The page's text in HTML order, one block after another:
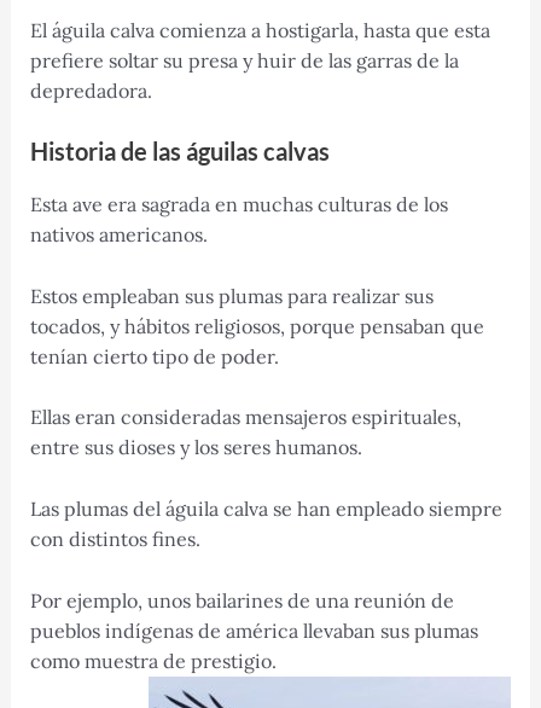
El águila calva comienza a hostigarla, hasta que esta
prefiere soltar su presa y huir de las garras de la
depredadora.
Historia de las águilas calvas
Esta ave era sagrada en muchas culturas de los
nativos americanos.
Estos empleaban sus plumas para realizar sus
tocados, y hábitos religiosos, porque pensaban que
tenían cierto tipo de poder.
Ellas eran consideradas mensajeros espirituales,
entre sus dioses y los seres humanos.
Las plumas del águila calva se han empleado siempre
con distintos fines.
Por ejemplo, unos bailarines de una reunión de
pueblos indígenas de américa llevaban sus plumas
como muestra de prestigio.